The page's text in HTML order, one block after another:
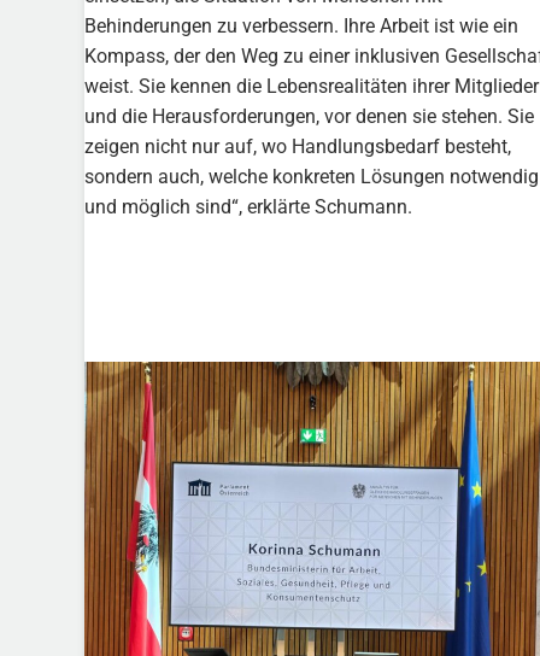
Behinderungen zu verbessern. Ihre Arbeit ist wie ein
Kompass, der den Weg zu einer inklusiven
weist. Sie kennen die Lebensrealitäten ihrer Mitglieder
und die Herausforderungen, vor denen sie stehen. Sie
zeigen nicht nur auf, wo Handlungsbedarf besteht,
sondern auch, welche konkreten Lösungen notwendig
und möglich sind“, erklärte Schumann.